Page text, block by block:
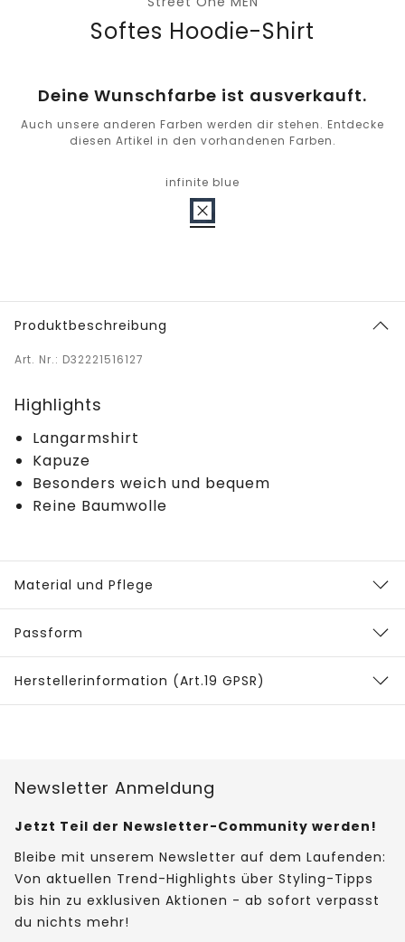
Softes Hoodie-Shirt
Deine Wunschfarbe ist ausverkauft.
Auch unsere anderen Farben werden dir stehen. Entdecke
diesen Artikel in den vorhandenen Farben.
infinite blue
Produktbeschreibung
Art. Nr.: D32221516127
Highlights
Langarmshirt
Kapuze
Besonders weich und bequem
Reine Baumwolle
Material und Pflege
Passform
Herstellerinformation (Art.19 GPSR)
Newsletter Anmeldung
Jetzt Teil der Newsletter-Community werden!
Bleibe mit unserem Newsletter auf dem Laufenden:
Von aktuellen Trend-Highlights über Styling-Tipps
bis hin zu exklusiven Aktionen - ab sofort verpasst
du nichts mehr!